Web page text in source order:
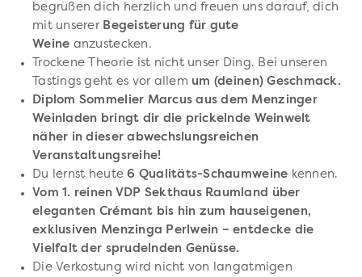
begrüßen dich herzlich und freuen uns darauf, dich
mit unserer Begeisterung für gute
Weine anzustecken.
Trockene Theorie ist nicht unser Ding. Bei unseren
Tastings geht es vor allem um (deinen) Geschmack.
Diplom Sommelier Marcus aus dem Menzinger
Weinladen bringt dir die prickelnde Weinwelt
näher in dieser abwechslungsreichen
Veranstaltungsreihe!
Du lernst heute 6 Qualitäts-Schaumweine kennen.
Vom 1. reinen VDP Sekthaus Raumland über
eleganten Crémant bis hin zum hauseigenen,
exklusiven Menzinga Perlwein – entdecke die
Vielfalt der sprudelnden Genüsse.
Die Verkostung wird nicht von langatmigen